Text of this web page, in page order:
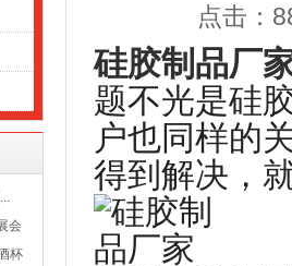
会
杯
点击：
硅胶制品厂
题不光是硅
户也同样的
得到解决，